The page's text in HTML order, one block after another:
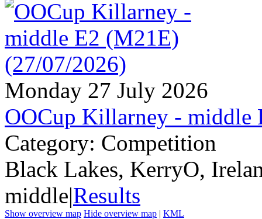
Monday 27 July 2026
OOCup Killarney - middle
Category: Competition
Black Lakes, KerryO,
middle|Results
Show overview map Hide overview map | KML